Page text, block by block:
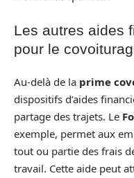
Les autres aides
pour le
Au-delà de la prime
dispositifs d’aides
partage des trajets. Le
exemple, permet aux
tout ou partie des frais
travail. Cette aide peut